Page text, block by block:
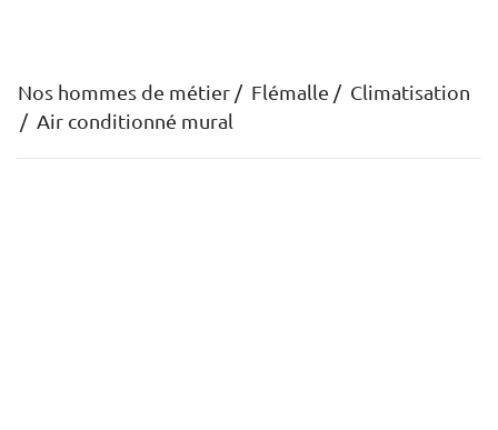
Nos hommes de métier Flémalle
Climatisation
Air conditionné mural